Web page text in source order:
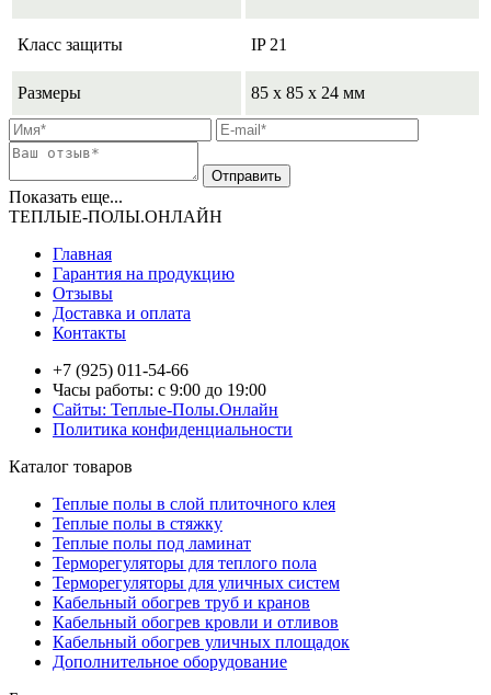
Класс защиты IP 21
Размеры 85 х 85 х 24 мм
Показать еще...
ТЕПЛЫЕ-ПОЛЫ.ОНЛАЙН
Главная
Гарантия на продукцию
Отзывы
Доставка и оплата
Контакты
+7 (925) 011-54-66
Часы работы: с 9:00 до 19:00
Сайты: Теплые-Полы.Онлайн
Политика конфиденциальности
Каталог товаров
Теплые полы в слой плиточного клея
Теплые полы в стяжку
Теплые полы под ламинат
Терморегуляторы для теплого пола
Терморегуляторы для уличных систем
Кабельный обогрев труб и кранов
Кабельный обогрев кровли и отливов
Кабельный обогрев уличных площадок
Дополнительное оборудование